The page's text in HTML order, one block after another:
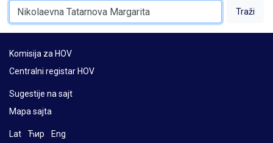
Komisija za HOV
Centralni registar HOV
Sugestije na sajt
Mapa sajta
Lat Ћир Eng